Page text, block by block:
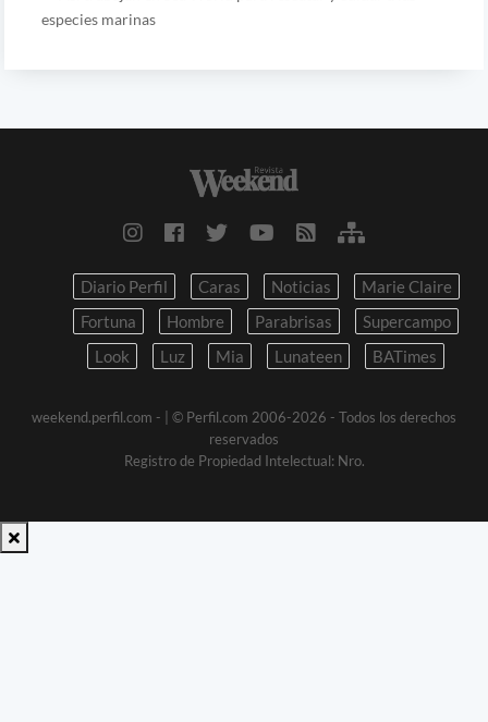
especies marinas
Diario Perfil Caras Noticias
Marie Claire
Fortuna
Hombre Parabrisas
Supercampo
Look
Luz Mia Lunateen BATimes
weekend.perfil.com - | © Perfil.com 2006-2026 - Todos los derechos
reservados
Registro de Propiedad Intelectual: Nro.